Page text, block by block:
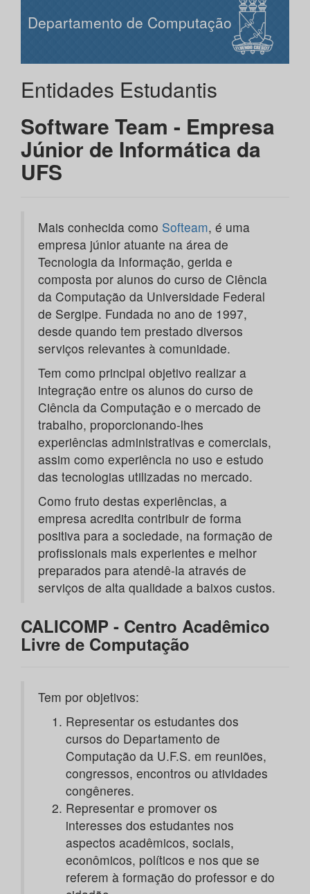
Departamento de Computação
Entidades Estudantis
Software Team - Empresa
Júnior de Informática da
UFS
Mais conhecida como Softeam, é uma
empresa júnior atuante na área de
Tecnologia da Informação, gerida e
composta por alunos do curso de Ciência
da Computação da Universidade Federal
de Sergipe. Fundada no ano de 1997,
desde quando tem prestado diversos
serviços relevantes à comunidade.
Tem como principal objetivo realizar a
integração entre os alunos do curso de
Ciência da Computação e o mercado de
trabalho, proporcionando-lhes
experiências administrativas e comerciais,
assim como experiência no uso e estudo
das tecnologias utilizadas no mercado.
Como fruto destas experiências, a
empresa acredita contribuir de forma
positiva para a sociedade, na formação de
profissionais mais experientes e melhor
preparados para atendê-la através de
serviços de alta qualidade a baixos custos.
CALICOMP - Centro Acadêmico
Livre de Computação
Tem por objetivos:
Representar os estudantes dos
cursos do Departamento de
Computação da U.F.S. em reuniões,
congressos, encontros ou atividades
congêneres.
Representar e promover os
interesses dos estudantes nos
aspectos acadêmicos, sociais,
econômicos, políticos e nos que se
referem à formação do professor e do